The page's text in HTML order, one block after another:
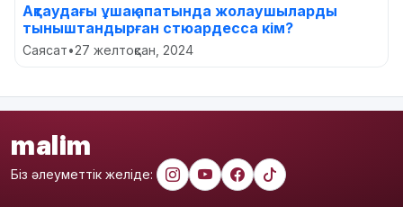
Ақтаудағы ұшақ апатында жолаушыларды
тыныштандырған стюардесса кім?
Саясат•27 желтоқсан, 2024
malim
Біз әлеуметтік желіде: